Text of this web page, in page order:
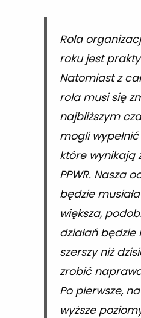
Rola
roku jest
Natomiast z
rola musi się
najbliższym
mogli
które wynikają
PPWR. Nasza
będzie
większa,
działań będzie
szerszy niż
zrobić
Po pierwsze,
wyższe